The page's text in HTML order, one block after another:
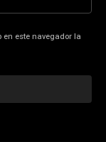
este navegador la